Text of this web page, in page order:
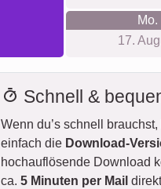
Mo.
17.
Schnell &
Wenn du’s schnell brauchst,
einfach die Download-
hochauflösende Download
ca. 5 Minuten per Mail